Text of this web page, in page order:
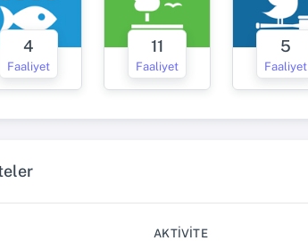
4
Faaliyet
11
Faaliyet
5
Faaliyet
AKTIVITE